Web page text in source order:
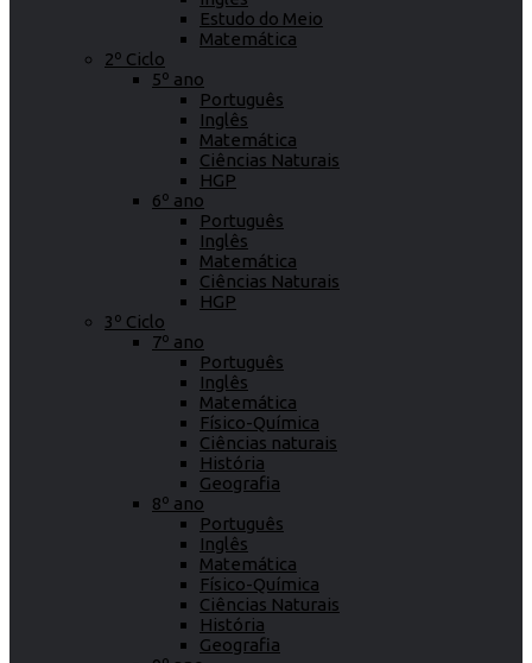
Estudo do Meio
Matemática
2º Ciclo
5º ano
Português
Inglês
Matemática
Ciências Naturais
HGP
6º ano
Português
Inglês
Matemática
Ciências Naturais
HGP
3º Ciclo
7º ano
Português
Inglês
Matemática
Físico-Química
Ciências naturais
História
Geografia
8º ano
Português
Inglês
Matemática
Físico-Química
Ciências Naturais
História
Geografia